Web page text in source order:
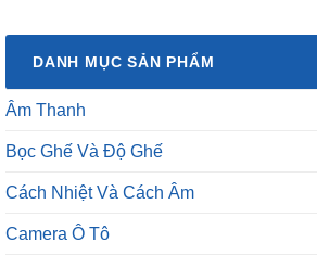
DANH MỤC SẢN PHẨM
Âm Thanh
Bọc Ghế Và Độ Ghế
Cách Nhiệt Và Cách Âm
Camera Ô Tô